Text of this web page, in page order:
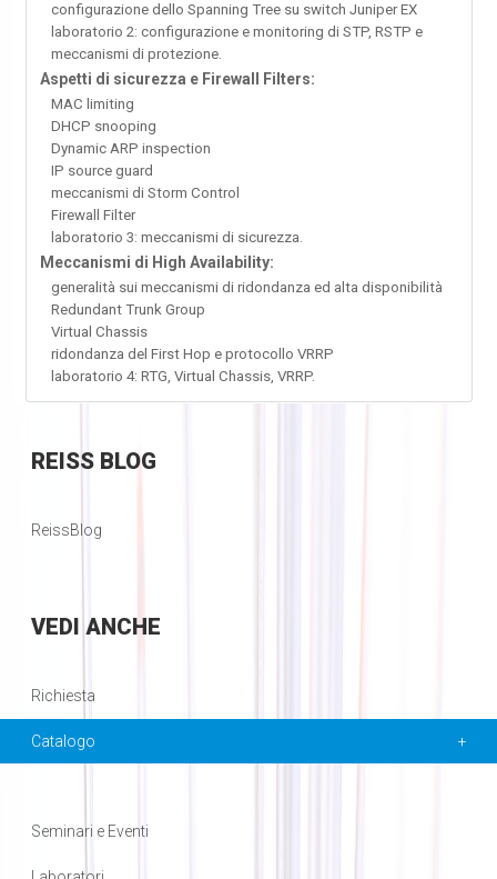
configurazione dello Spanning Tree su switch Juniper EX
laboratorio 2: configurazione e monitoring di STP, RSTP e
meccanismi di protezione.
Aspetti di sicurezza e Firewall Filters:
MAC limiting
DHCP snooping
Dynamic ARP inspection
IP source guard
meccanismi di Storm Control
Firewall Filter
laboratorio 3: meccanismi di sicurezza.
Meccanismi di High Availability:
generalità sui meccanismi di ridondanza ed alta disponibilità
Redundant Trunk Group
Virtual Chassis
ridondanza del First Hop e protocollo VRRP
laboratorio 4: RTG, Virtual Chassis, VRRP.
REISSBLOG
ReissBlog
VEDI ANCHE
Richiesta
Catalogo
Seminari e Eventi